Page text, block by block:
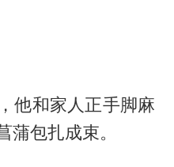
他和家人正手脚麻
蒲包扎成束。